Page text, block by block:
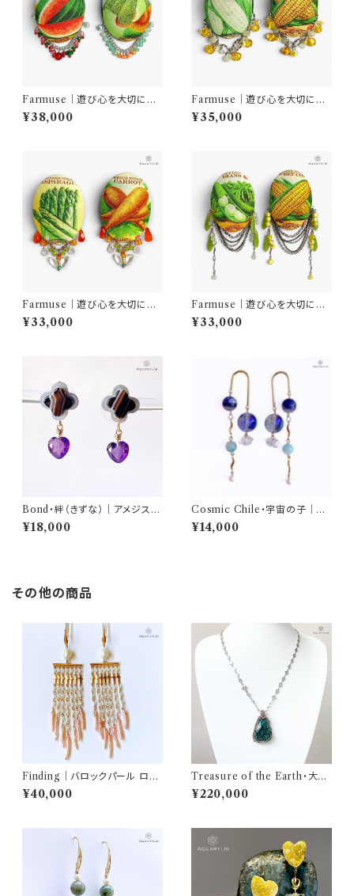
Farmuse｜遊び心を大切に｜
天然石ベジピアス スイカ＆メ
ロン｜一点物ピアス｜AQUAR
¥38,000
Farmuse｜遊び心を大切に｜
天然石ベジピアス ホワイトコ
ーン＆イエローコーン｜一点物
¥35,000
Farmuse｜遊び心を大切に｜
天然石ベジピアス アスパラガ
ス＆キャロット｜一点物ピアス｜
¥33,000
Farmuse｜遊び心を大切に｜
天然石ベジピアス スナップエ
ンドウ＆イエローコーン｜一点
¥33,000
Bond・絆（きずな）｜アメジスト
ハートシェイプピアス（サージカ
ルステンレス）｜AQUARYLIS
¥18,000
Cosmic Chile・宇宙の子｜デ
ュモルチェライト ピアス（チタン
／約6.7cm）｜AQUARYLIS
¥14,000
その他の商品
Finding｜バロックパール ロン
グピアス（ステンレス／K14ゴー
ルドフィルド）｜AQUARYLIS
¥40,000
Treasure of the Earth・大地
の秘宝｜ダイオプテーズ ネック
レス（純銀いぶし／60＋10cm）
¥220,000